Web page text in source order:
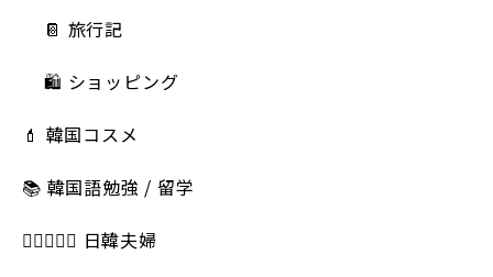
📔 旅行記
🛍️ ショッピング
💄 韓国コスメ
📚 韓国語勉強 / 留学
👩🏻‍❤️‍👨🏻 日韓夫婦